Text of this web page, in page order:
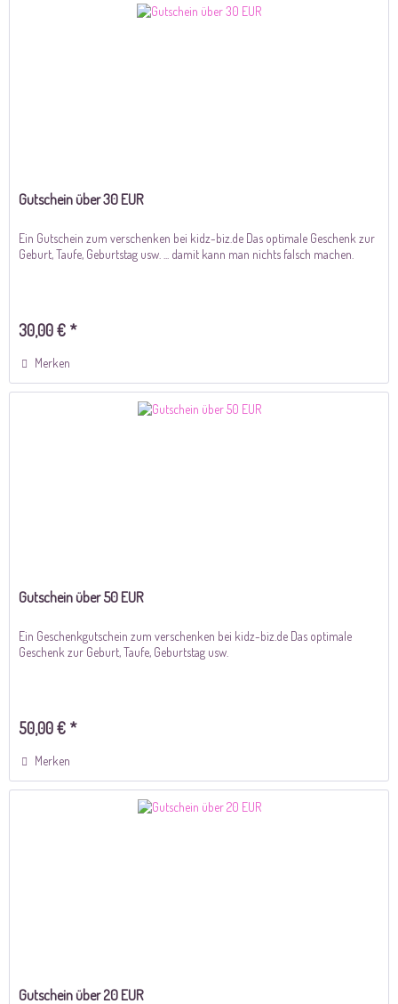
Gutschein über 30 EUR
Ein Gutschein zum verschenken bei kidz-biz.de Das optimale Geschenk zur
Geburt, Taufe, Geburtstag usw. ... damit kann man nichts falsch machen.
30,00 € *
Merken
Gutschein über 50 EUR
Ein Geschenkgutschein zum verschenken bei kidz-biz.de Das optimale
Geschenk zur Geburt, Taufe, Geburtstag usw.
50,00 € *
Merken
Gutschein über 20 EUR